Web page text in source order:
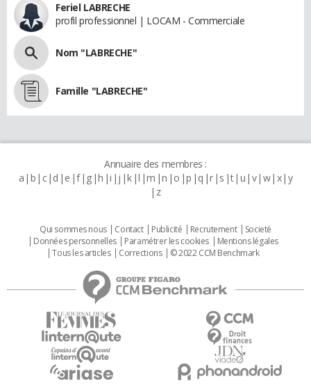
Feriel LABRECHE
profil professionnel | LOCAM - Commerciale
Nom "LABRECHE"
Famille "LABRECHE"
Annuaire des membres :
a b c d e f g h i j k l m n o p q r s t u v w x y
z
Qui sommes nous Contact Publicité Recrutement
Societé
Données personnelles
Paramétrer les cookies
Mentions légales
Tous les articles
Corrections © 2022 CCM Benchmark